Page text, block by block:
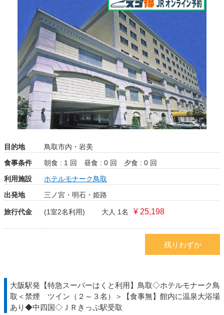
目的地
鳥取市内・岩美
食事条件
朝食 : 1 回 昼食 : 0 回
夕食 : 0 回
利用施設
ホテルモナーク鳥取
出発地
三ノ宮・明石・姫路
旅行代金 (1室2名利用) 大人 1名 ¥ 25,198
残りわずか
大阪駅発【特急スーパーはくと利用】鳥取◇ホテルモナーク鳥
取＜禁煙 ツイン（２～３名）＞【食事無】館内に温泉大浴場
あり◆中四国◇ＪＲきっぷ駅受取